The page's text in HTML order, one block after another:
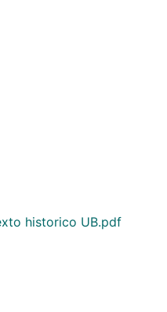
historico UB.pdf